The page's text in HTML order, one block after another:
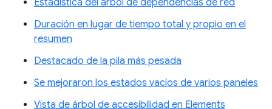
Duración en lugar de tiempo total y propio en el
resumen
Destacado de la pila más pesada
Se mejoraron los estados vacíos de varios paneles
Vista de árbol de accesibilidad en Elements